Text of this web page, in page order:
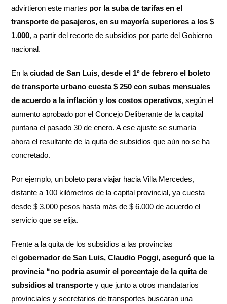
advirtieron este martes por la suba de tarifas en el
transporte de pasajeros, en su mayoría superiores a los $
1.000, a partir del recorte de subsidios por parte del Gobierno
nacional.
En laciudad de San Luis, desde el 1º de febrero el boleto
de transporte urbano cuesta $ 250 con subas mensuales
de acuerdo a la inflación y los costos operativos, según el
aumento aprobado por el Concejo Deliberante de la capital
puntana el pasado 30 de enero. A ese ajuste se sumaría
ahora el resultante de la quita de subsidios que aún no se ha
concretado.
Por ejemplo, un boleto para viajar hacia Villa Mercedes,
distante a 100 kilómetros de la capital provincial, ya cuesta
desde $ 3.000 pesos hasta más de $ 6.000 de acuerdo el
servicio que se elija.
Frente a la quita de los subsidios a las provincias
elgobernador de San Luis, Claudio Poggi, aseguró que la
provincia “no podría asumir el porcentaje de la quita de
subsidios al transporte y que junto a otros mandatarios
provinciales y secretarios de transportes buscaran una